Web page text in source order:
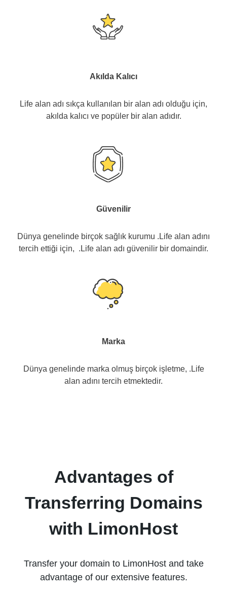
Akılda Kalıcı
Life alan adı sıkça kullanılan bir alan adı olduğu için,
akılda kalıcı ve popüler bir alan adıdır.
Güvenilir
Dünya genelinde birçok sağlık kurumu .Life alan adını
tercih ettiği için, .Life alan adı güvenilir bir domaindir.
Marka
Dünya genelinde marka olmuş birçok işletme, .Life
alan adını tercih etmektedir.
Advantages of
Transferring Domains
with LimonHost
Transfer your domain to LimonHost and take
advantage of our extensive features.